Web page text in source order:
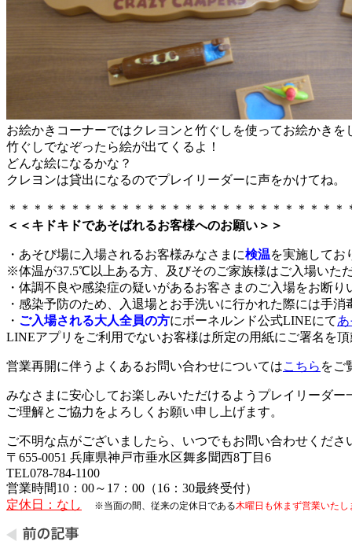
お絵かきコーナーではクレヨンと竹ぐしを使ってお絵かきを
竹ぐしでなぞったら絵が出てくるよ！
どんな絵になるかな？
クレヨンは貸出になるのでプレイリーダーに声をかけてね。
＊＊＊＊＊＊＊＊＊＊＊＊＊＊＊＊＊＊＊＊＊＊＊＊＊＊
＜＜キドキドであそばれるお客様へのお願い＞＞
・あそび場に入場されるお客様みなさまに検温を実施してお
※体温が37.5℃以上ある方、及びそのご家族様はご入場いた
・体調不良や感染症の疑いがあるお客さまのご入場をお断り
・感染予防のため、入退場とお手洗いに行かれた際には手
・ ご入場される大人全員の方にボーネルンド公式LINEにて
LINEアプリをご利用でないお客様は所定の用紙にご署名を
営業再開に伴うよくあるお問い合わせについてはこちら をご
みなさまに安心してお楽しみいただけるようプレイリーダー
ご理解とご協力をよろしくお願い申し上げます。
ご不明な点がございましたら、いつでもお問い合わせくださ
〒655-0051 兵庫県神戸市垂水区舞多聞西8丁目6
TEL078-784-1100
営業時間10：00～17：00（16：30最終受付）
定休日：なし
※当面の間、従来の定休日である木曜日も休まず営業いたし